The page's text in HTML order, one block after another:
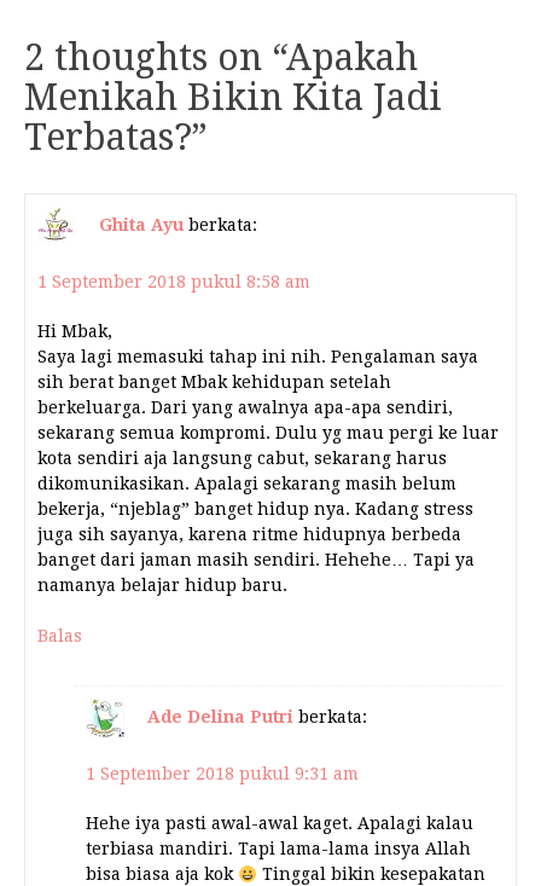
2 thoughts on “Apakah
Menikah Bikin Kita Jadi
Terbatas?”
Ghita Ayu berkata:
1 September 2018 pukul 8:58 am
Hi Mbak,
Saya lagi memasuki tahap ini nih. Pengalaman saya
sih berat banget Mbak kehidupan setelah
berkeluarga. Dari yang awalnya apa-apa sendiri,
sekarang semua kompromi. Dulu yg mau pergi ke luar
kota sendiri aja langsung cabut, sekarang harus
dikomunikasikan. Apalagi sekarang masih belum
bekerja, “njeblag” banget hidup nya. Kadang stress
juga sih sayanya, karena ritme hidupnya berbeda
banget dari jaman masih sendiri. Hehehe… Tapi ya
namanya belajar hidup baru.
Balas
Ade Delina Putri berkata:
1 September 2018 pukul 9:31 am
Hehe iya pasti awal-awal kaget. Apalagi kalau
terbiasa mandiri. Tapi lama-lama insya Allah
bisa biasa aja kok
Tinggal bikin kesepakatan